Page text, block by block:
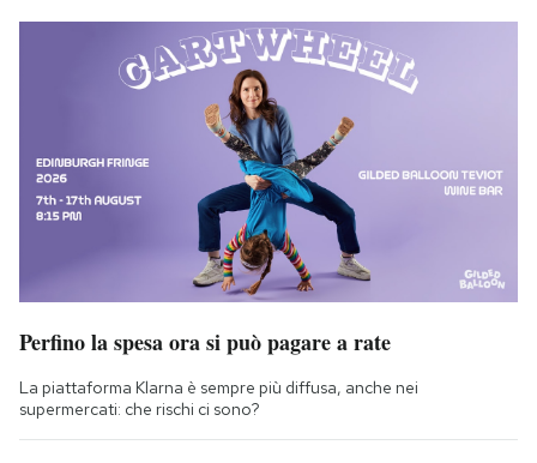
Perfino la spesa ora si può pagare a rate
La piattaforma Klarna è sempre più diffusa, anche nei
supermercati: che rischi ci sono?